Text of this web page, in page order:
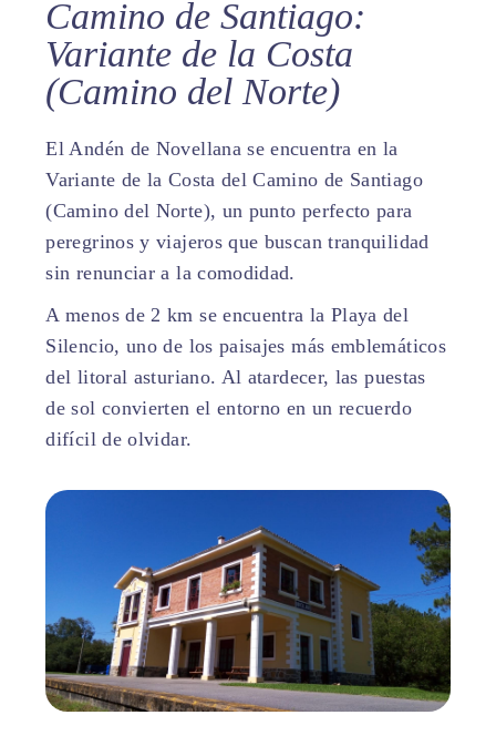
Camino de Santiago:
Variante de la Costa
(Camino del Norte)
El Andén de Novellana se encuentra en la
Variante de la Costa del Camino de Santiago
(Camino del Norte), un punto perfecto para
peregrinos y viajeros que buscan tranquilidad
sin renunciar a la comodidad.
A menos de 2 km se encuentra la Playa del
Silencio, uno de los paisajes más emblemáticos
del litoral asturiano. Al atardecer, las puestas
de sol convierten el entorno en un recuerdo
difícil de olvidar.